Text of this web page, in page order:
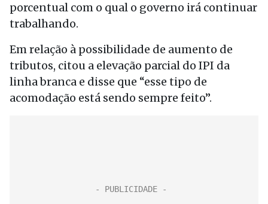
porcentual com o qual o governo irá continuar
trabalhando.
Em relação à possibilidade de aumento de
tributos, citou a elevação parcial do IPI da
linha branca e disse que “esse tipo de
acomodação está sendo sempre feito”.